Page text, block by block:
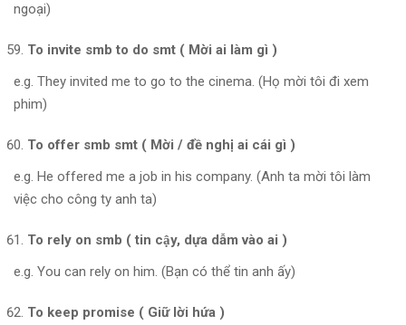
ngoại)
To invite smb to do smt ( Mời ai làm gì )
e.g. They invited me to go to the cinema. (Họ mời tôi đi xem
phim)
To offer smb smt ( Mời / đề nghị ai cái gì )
e.g. He offered me a job in his company. (Anh ta mời tôi làm
việc cho công ty anh ta)
To rely on smb ( tin cậy, dựa dẫm vào ai )
e.g. You can rely on him. (Bạn có thể tin anh ấy)
To keep promise ( Giữ lời hứa )